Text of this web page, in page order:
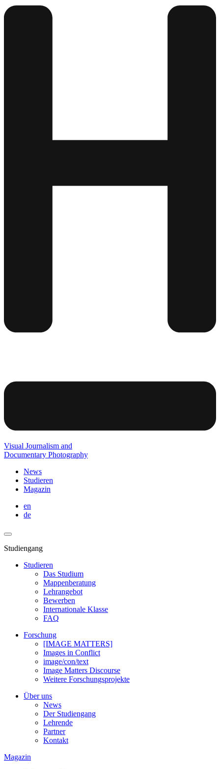
Visual Journalism and
Documentary Photography
News
Studieren
Magazin
en
de
Studiengang
Studieren
Das Studium
Mappenberatung
Lehrangebot
Bewerben
Internationale Klasse
FAQ
Forschung
[IMAGE MATTERS]
Images in Conflict
image/con/text
Image Matters Discourse
Weitere Forschungsprojekte
Über uns
News
Der Studiengang
Lehrende
Partner
Kontakt
Magazin